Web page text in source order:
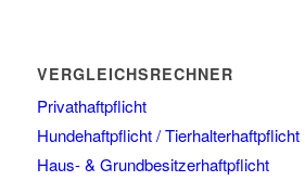
VERGLEICHSRECHNER
Privathaftpflicht
Hundehaftpflicht / Tierhalterhaftpflicht
Haus- & Grundbesitzerhaftpflicht